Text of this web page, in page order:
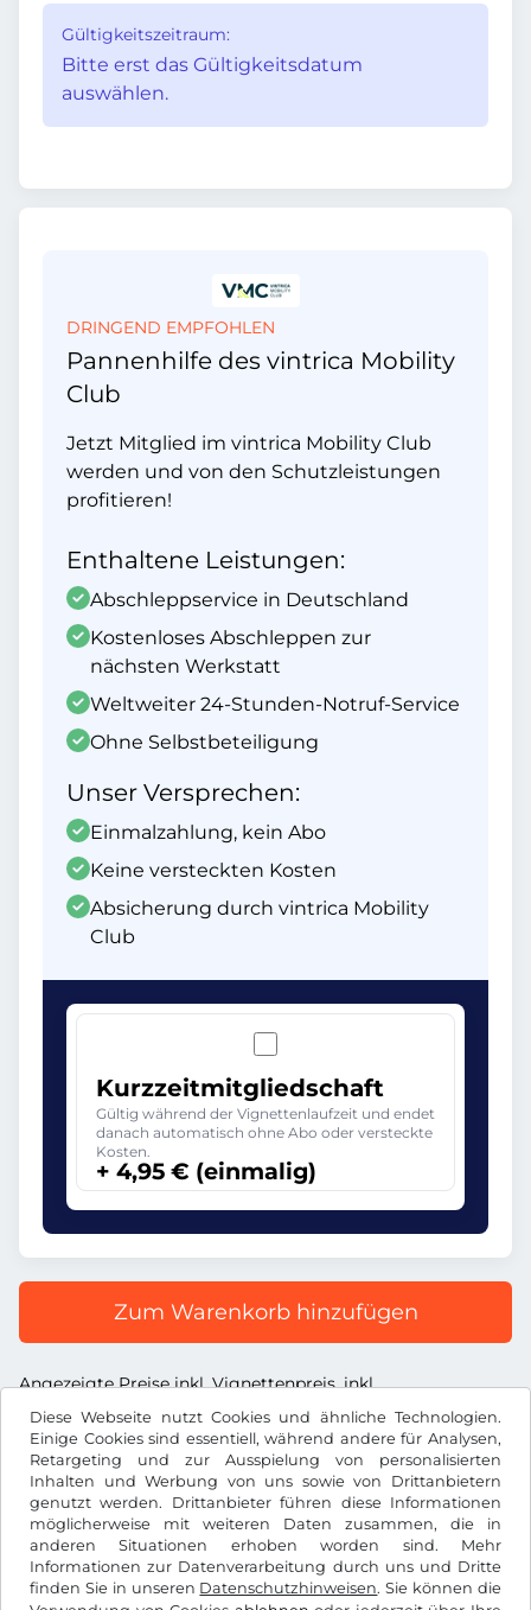
Diese Webseite nutzt Cookies und ähnliche Technologien.
Einige Cookies sind essentiell, während andere für Analysen,
Retargeting und zur Ausspielung von personalisierten
Inhalten und Werbung von uns sowie von Drittanbietern
genutzt werden. Drittanbieter führen diese Informationen
möglicherweise mit weiteren Daten zusammen, die in
anderen Situationen erhoben worden sind. Mehr
Informationen zur Datenverarbeitung durch uns und Dritte
finden Sie in unseren Datenschutzhinweisen. Sie können die
Gültigkeitszeitraum:
Bitte erst das Gültigkeitsdatum
auswählen.
DRINGEND EMPFOHLEN
Pannenhilfe des vintrica Mobility
Club
Jetzt Mitglied im vintrica Mobility Club
werden und von den Schutzleistungen
profitieren!
Enthaltene Leistungen:
Abschleppservice in Deutschland
Kostenloses Abschleppen zur
nächsten Werkstatt
Weltweiter 24-Stunden-Notruf-Service
Ohne Selbstbeteiligung
Unser Versprechen:
Einmalzahlung, kein Abo
Keine versteckten Kosten
Absicherung durch vintrica Mobility
Club
Kurzzeitmitgliedschaft
Gültig während der Vignettenlaufzeit und endet
danach automatisch ohne Abo oder versteckte
Kosten.
+ 4,95 € (einmalig)
Zum Warenkorb hinzufügen
Angezeigte Preise inkl. Vignettenpreis, inkl.
Dienstleistungsentgelt und inkl. der gesetzl. MwSt.
€EUR
Facebook Instagram